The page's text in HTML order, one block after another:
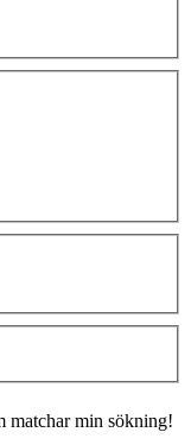
matchar min sökning!